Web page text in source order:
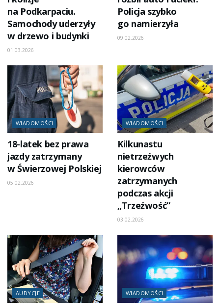
na Podkarpaciu.
Samochody uderzyły
w drzewo i budynki
01.03.2026
Policja szybko
go namierzyła
09.02.2026
WIADOMOŚCI
18-latek bez prawa
jazdy zatrzymany
w Świerzowej Polskiej
05.02.2026
WIADOMOŚCI
Kilkunastu
nietrzeźwych
kierowców
zatrzymanych
podczas akcji
„Trzeźwość”
03.02.2026
AUDYCJE WIADOMOŚCI